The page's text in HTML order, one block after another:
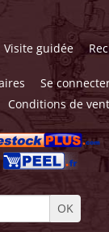
Visite guidée
Se
Conditions de